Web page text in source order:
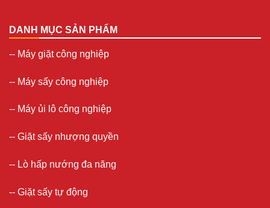
DANH MỤC SẢN PHẨM
-- Máy giặt công nghiệp
-- Máy sấy công nghiệp
-- Máy ủi lô công nghiệp
-- Giặt sấy nhượng quyền
-- Lò hấp nướng đa năng
-- Giặt sấy tự động